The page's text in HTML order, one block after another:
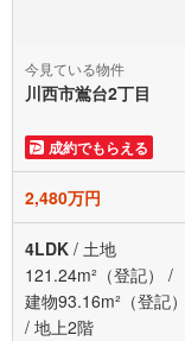
今見ている物件
川西市鴬台2丁目
成約でもらえる
2,480万円
4LDK / 土地
121.24m²（登記）
/
建物93.16m²（登記）
/ 地上2階